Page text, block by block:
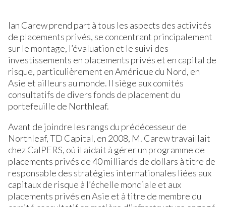
Ian Carew prend part à tous les aspects des activités
de placements privés, se concentrant principalement
sur le montage, l’évaluation et le suivi des
investissements en placements privés et en capital de
risque, particulièrement en Amérique du Nord, en
Asie et ailleurs au monde. Il siège aux comités
consultatifs de divers fonds de placement du
portefeuille de Northleaf.
Avant de joindre les rangs du prédécesseur de
Northleaf, TD Capital, en 2008, M. Carew travaillait
chez CalPERS, où il aidait à gérer un programme de
placements privés de 40 milliards de dollars à titre de
responsable des stratégies internationales liées aux
capitaux de risque à l’échelle mondiale et aux
placements privés en Asie et à titre de membre du